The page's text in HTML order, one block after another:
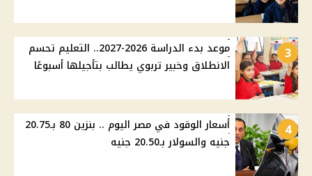
3
موعد بدء الدراسة 2026-2027.. التعليم تحسم
الانطلاق وخبير تربوي يطالب بتأجيلها أسبوعًا
4
أسعار الوقود في مصر اليوم .. بنزين 80 بـ20.75
جنيه والسولار بـ20.50 جنيه